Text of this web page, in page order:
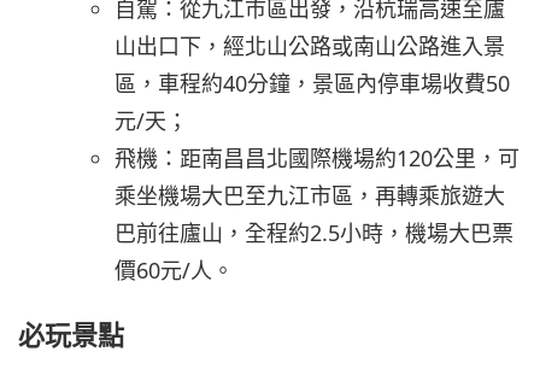
自駕：從九江市區出發，沿杭瑞高速至廬
山出口下，經北山公路或南山公路進入景
區，車程約40分鐘，景區內停車場收費50
元/天；
飛機：距南昌昌北國際機場約120公里，可
乘坐機場大巴至九江市區，再轉乘旅遊大
巴前往廬山，全程約2.5小時，機場大巴票
價60元/人。
必玩景點